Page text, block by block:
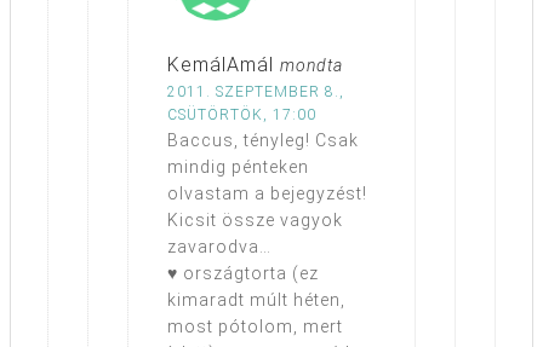
KemálAmál mondta
2011. SZEPTEMBER 8.,
CSÜTÖRTÖK, 17:00
Baccus, tényleg! Csak
mindig pénteken
olvastam a bejegyzést!
Kicsit össze vagyok
zavarodva…
♥ országtorta (ez
kimaradt múlt héten,
most pótolom, mert